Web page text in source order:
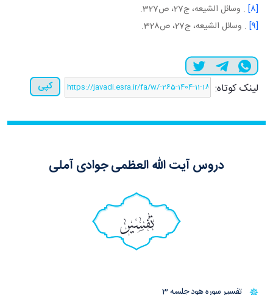
[8]
. وسائل الشيعه، ج27، ص327.
[9]
. وسائل الشيعه، ج27، ص328.
لینک کوتاه: کپی
دروس آیت الله العظمی جوادی آملی
تفسیر
تفسیر سوره هود جلسه 3